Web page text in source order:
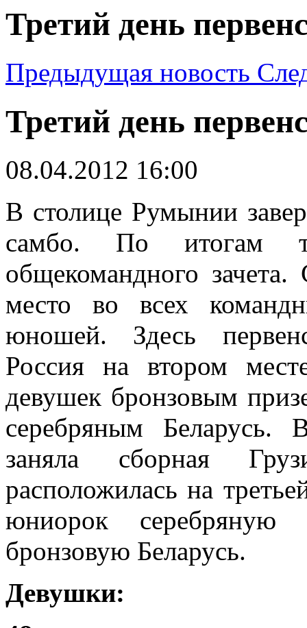
Третий день
Предыдущая новость
Третий день
08.04.2012 16:00
В столице Румынии
самбо. По итогам
общекомандного
место во всех
юношей. Здесь
Россия на втором
девушек бронзовым
серебряным Беларусь.
заняла сборная
расположилась на
юниорок серебряную
бронзовую Беларусь.
Девушки: